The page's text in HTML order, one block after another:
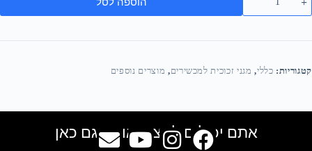
קטגוריות: כללי, מגני זכוכית למכשירים, מוצרים נוספים
אתם יכולים למצוא אותנו גם כאן